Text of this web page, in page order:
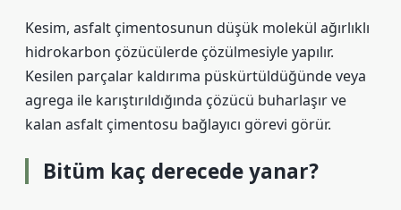
Kesim, asfalt çimentosunun düşük molekül ağırlıklı
hidrokarbon çözücülerde çözülmesiyle yapılır.
Kesilen parçalar kaldırıma püskürtüldüğünde veya
agrega ile karıştırıldığında çözücü buharlaşır ve
kalan asfalt çimentosu bağlayıcı görevi görür.
Bitüm kaç derecede yanar?